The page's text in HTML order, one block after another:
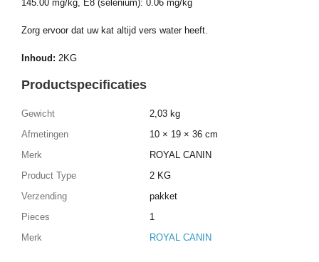
145.00 mg/kg, E8 (selenium): 0.06 mg/kg
Zorg ervoor dat uw kat altijd vers water heeft.
Inhoud: 2KG
Productspecificaties
Gewicht
2,03 kg
Afmetingen
10 × 19 × 36 cm
Merk
ROYAL CANIN
Product Type
2 KG
Verzending
pakket
Pieces
1
Merk
ROYAL CANIN